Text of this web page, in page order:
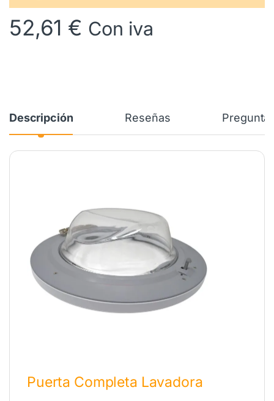
52,61 € Con iva
Descripción Reseñas
Puerta Completa Lavadora